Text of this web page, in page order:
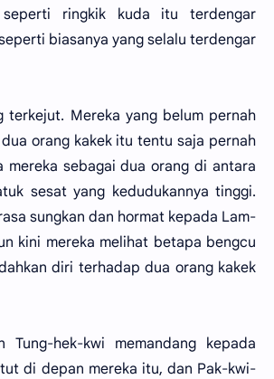
seperti ringkik kuda itu terdengar
biasanya yang selalu terdengar
terkejut. Mereka yang belum pernah
orang kakek itu tentu saja pernah
mereka sebagai dua orang di antara
sesat yang kedudukannya tinggi.
sungkan dan hormat kepada Lam-
kini mereka melihat betapa bengcu
diri terhadap dua orang kakek
Tung-hek-kwi memandang kepada
di depan mereka itu, dan Pak-kwi-